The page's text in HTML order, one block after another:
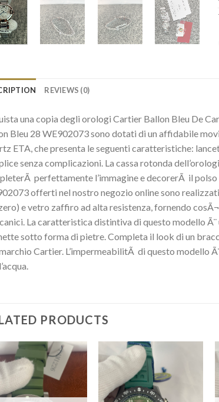
REVIEWS (0)
una copia degli orologi Cartier Ballon Bleu De
Bleu 28 WE902073 sono dotati di un affidabile
ETA, che presenta le seguenti caratteristiche:
senza complicazioni. La cassa rotonda
perfettamente l’immagine e decorerÃ il
offerti nel nostro negozio online sono
e vetro zaffiro ad alta resistenza, fornendo
La caratteristica distintiva di questo modello
sotto forma di pietre. Completa il look di un
Cartier. L’impermeabilitÃ di questo modello
PRODUCTS